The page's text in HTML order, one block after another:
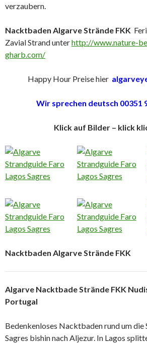
verzaubern.
Nacktbaden Algarve Strände FKK
Zavial Strand unterhttp://www.nature-
gharb.com/
Happy Hour Preise hier
Wir sprechen deutsch 00351
Klick auf Bilder – klick
Nacktbaden Algarve Strände FKK
Algarve Nacktbade Strände FKK
Portugal
Bedenkenloses Nacktbaden rund um die
Sagres bishin nach Aljezur. In Lagos